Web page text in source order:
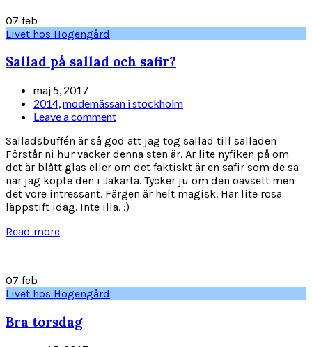
07 feb
Livet hos Hogengård
Sallad på sallad och safir?
maj 5, 2017
2014,modemässan i stockholm
Leave a comment
Salladsbuffén är så god att jag tog sallad till salladen
Förstår ni hur vacker denna sten är. Är lite nyfiken på om
det är blått glas eller om det faktiskt är en safir som de sa
när jag köpte den i Jakarta. Tycker ju om den oavsett men
det vore intressant. Färgen är helt magisk. Har lite rosa
läppstift idag. Inte illa. :)
Read more
07 feb
Livet hos Hogengård
Bra torsdag